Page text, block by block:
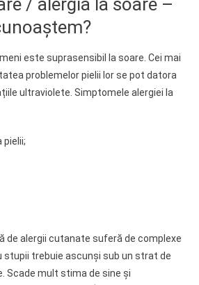
/ alergia la soare –
este suprasensibil la soare. Cei mai
problemelor pielii lor se pot datora
ultraviolete. Simptomele alergiei la
pielii;
de alergii cutanate suferă de complexe
stupii trebuie ascunși sub un strat de
Scade mult stima de sine și